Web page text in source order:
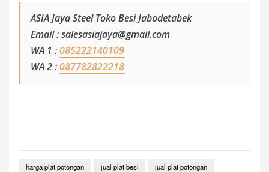
ASIA Jaya Steel Toko Besi Jabodetabek
Email : salesasiajaya@gmail.com
WA 1 :085222140109
WA 2 :087782822218
harga plat potongan jual plat besi
jual plat potongan